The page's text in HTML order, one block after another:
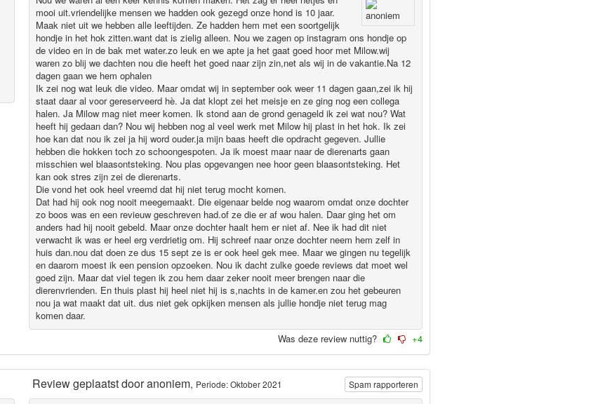
mooi uit.vriendelijke mensen we hadden ook gezegd onze hond is 10 jaar.
Maak niet uit we hebben alle leeftijden. Ze hadden hem met een soortgelijk
hondje in het hok zitten.want dat is zielig alleen. Nou we zagen op instagram ons hondje op
de video en in de bak met water.zo leuk en we apte ja het gaat goed hoor met Milow.wij
waren zo blij we dachten nou die heeft het goed naar zijn zin,net als wij in de vakantie.Na 12
dagen gaan we hem ophalen
Ik zei nog wat leuk die video. Maar omdat wij in september ook weer 11 dagen gaan,zei ik hij
staat daar al voor gereserveerd hè. Ja dat klopt zei het meisje en ze ging nog een collega
halen. Ja Milow mag niet meer komen. Ik stond aan de grond genageld ik zei wat nou? Wat
heeft hij gedaan dan? Nou wij hebben nog al veel werk met Milow hij plast in het hok. Ik zei
hoe kan dat nou ik zei ja hij word ouder.ja mijn baas heeft die opdracht gegeven. Jullie
hebben die hokken toch zo schoongespoten. Ja ik moest maar naar de dierenarts gaan
misschien wel blaasontsteking. Nou plas opgevangen nee hoor geen blaasontsteking. Het
kan ook stres zijn zei de dierenarts.
Die vond het ook heel vreemd dat hij niet terug mocht komen.
Dat had hij ook nog nooit meegemaakt. Die eigenaar belde nog waarom omdat onze dochter
zo boos was en een revieuw geschreven had.of ze die er af wou halen. Daar ging het om
anders had hij nooit gebeld. Maar onze dochter haalt hem er niet af. Nee ik had dit niet
verwacht ik was er heel erg verdrietig om. Hij schreef naar onze dochter neem hem zelf in
huis dan.nou dat doen ze dus 15 sept ze is er ook heel gek mee. Maar we gingen nu tegelijk
en daarom moest ik een pension opzoeken. Nou ik dacht zulke goede reviews dat moet wel
goed zijn. Maar dat viel tegen ik zou hem daar zeker nooit meer brengen naar die
dierenvrienden. En thuis plast hij heel niet hij is s,nachts in de kamer.en zou het gebeuren
nou ja wat maakt dat uit. dus niet gek opkijken mensen als jullie hondje niet terug mag
komen daar.
Was deze review nuttig? +4
Review geplaatst dooranoniem, Periode: Oktober 2021 Spam rapporteren